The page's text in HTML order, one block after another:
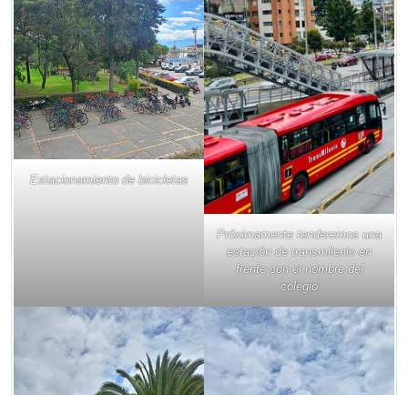
Estacionamiento de bicicletas
Próximamente tenderemos una
estación de transmilenio en
frente con el nombre del
colegio